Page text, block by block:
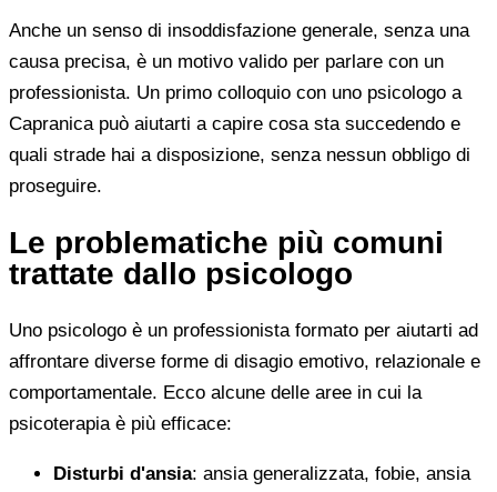
Anche un senso di insoddisfazione generale, senza una
causa precisa, è un motivo valido per parlare con un
professionista. Un primo colloquio con uno psicologo a
Capranica può aiutarti a capire cosa sta succedendo e
quali strade hai a disposizione, senza nessun obbligo di
proseguire.
Le problematiche più comuni
trattate dallo psicologo
Uno psicologo è un professionista formato per aiutarti ad
affrontare diverse forme di disagio emotivo, relazionale e
comportamentale. Ecco alcune delle aree in cui la
psicoterapia è più efficace:
Disturbi d'ansia: ansia generalizzata, fobie, ansia